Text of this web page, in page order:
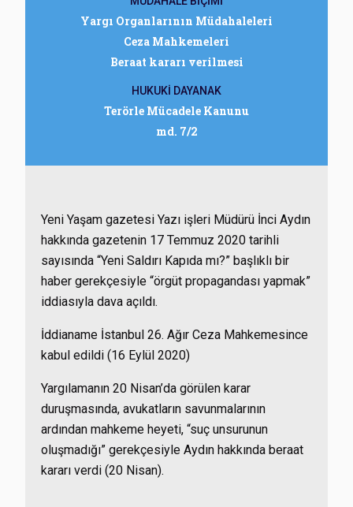
Yargı Organlarının Müdahaleleri
Ceza Mahkemeleri
Beraat kararı verilmesi
HUKUKİ DAYANAK
Terörle Mücadele Kanunu
md. 7/2
Yeni Yaşam gazetesi Yazı işleri Müdürü İnci Aydın
hakkında gazetenin 17 Temmuz 2020 tarihli
sayısında “Yeni Saldırı Kapıda mı?” başlıklı bir
haber gerekçesiyle “örgüt propagandası yapmak”
iddiasıyla dava açıldı.
İddianame İstanbul 26. Ağır Ceza Mahkemesince
kabul edildi (16 Eylül 2020)
Yargılamanın 20 Nisan’da görülen karar
duruşmasında, avukatların savunmalarının
ardından mahkeme heyeti, “suç unsurunun
oluşmadığı” gerekçesiyle Aydın hakkında beraat
kararı verdi (20 Nisan).